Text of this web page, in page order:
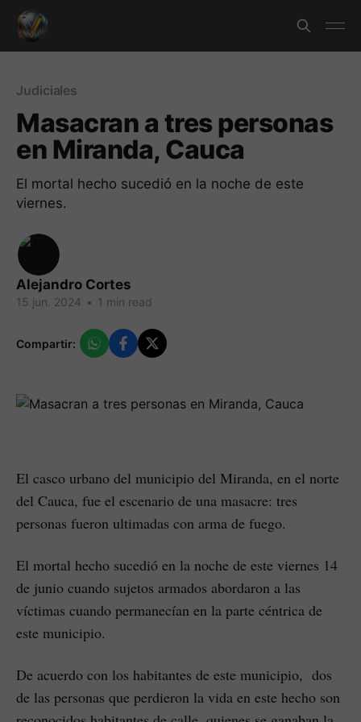
Judiciales
Masacran a tres personas
en Miranda, Cauca
El mortal hecho sucedió en la noche de este
viernes.
Alejandro Cortes
15 jun. 2024 • 1 min read
Compartir:
El casco urbano del municipio del Miranda, en el norte
del Cauca, fue el escenario de una masacre: tres
personas fueron ultimadas con arma de fuego.
El mortal hecho sucedió en la noche de este viernes 14
de junio cuando sujetos armados abordaron a las
víctimas cuando permanecían en la parte céntrica de
este municipio.
De acuerdo con los habitantes de este municipio, dos
de las personas que perdieron la vida en este hecho son